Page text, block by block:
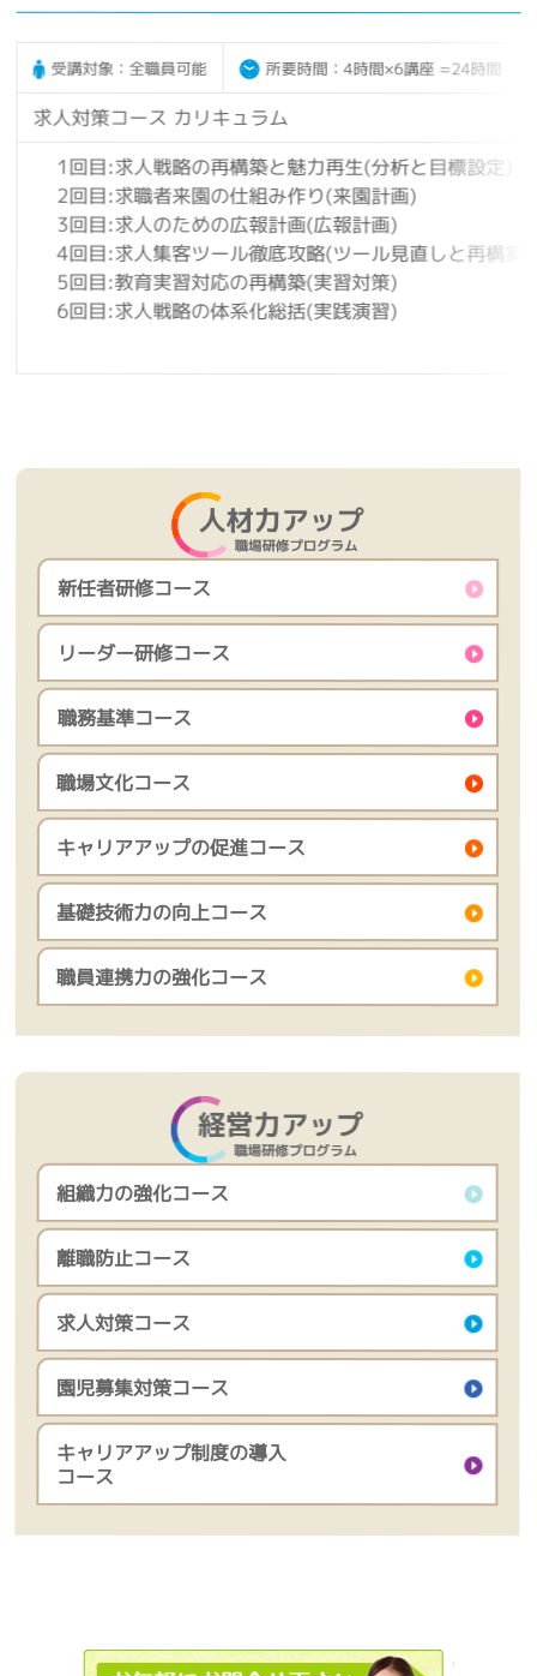
受講対象：全職員可能 所要時間：4時間×6講座 =24時間
求人対策コース カリキュラム
1回目:求人戦略の再構築と魅力再生(分析と目標設定)
2回目:求職者来園の仕組み作り(来園計画)
3回目:求人のための広報計画(広報計画)
4回目:求人集客ツール徹底攻略(ツール見直しと再構築)
5回目:教育実習対応の再構築(実習対策)
6回目:求人戦略の体系化総括(実践演習)
新任者研修コース
リーダー研修コース
職務基準コース
職場文化コース
キャリアアップの促進コース
基礎技術力の向上コース
職員連携力の強化コース
組織力の強化コース
離職防止コース
求人対策コース
園児募集対策コース
キャリアアップ制度の導入
コース